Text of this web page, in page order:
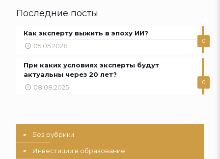
Последние посты
0
Как эксперту выжить в эпоху ИИ?
05.05.2026
0
При каких условиях эксперты будут
актуальны через 20 лет?
08.08.2025
Без рубрики
Инвестиции в образование